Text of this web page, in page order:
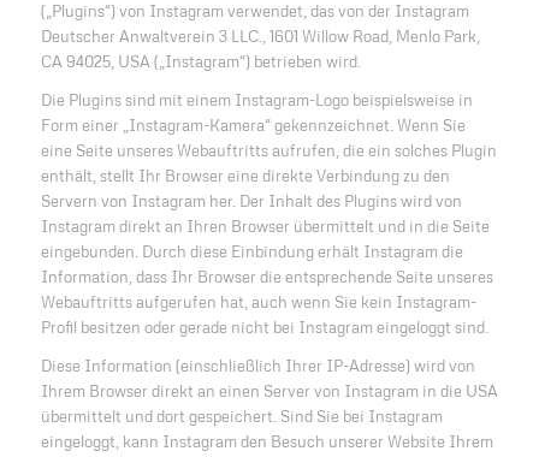
(„Plugins“) von Instagram verwendet, das von der Instagram
Deutscher Anwaltverein 3 LLC., 1601 Willow Road, Menlo Park,
CA 94025, USA („Instagram“) betrieben wird.
Die Plugins sind mit einem Instagram-Logo beispielsweise in
Form einer „Instagram-Kamera“ gekennzeichnet. Wenn Sie
eine Seite unseres Webauftritts aufrufen, die ein solches Plugin
enthält, stellt Ihr Browser eine direkte Verbindung zu den
Servern von Instagram her. Der Inhalt des Plugins wird von
Instagram direkt an Ihren Browser übermittelt und in die Seite
eingebunden. Durch diese Einbindung erhält Instagram die
Information, dass Ihr Browser die entsprechende Seite unseres
Webauftritts aufgerufen hat, auch wenn Sie kein Instagram-
Profil besitzen oder gerade nicht bei Instagram eingeloggt sind.
Diese Information (einschließlich Ihrer IP-Adresse) wird von
Ihrem Browser direkt an einen Server von Instagram in die USA
übermittelt und dort gespeichert. Sind Sie bei Instagram
eingeloggt, kann Instagram den Besuch unserer Website Ihrem